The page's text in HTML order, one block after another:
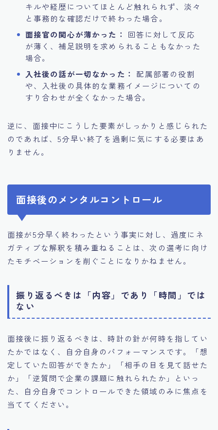
キルや経歴についてほとんど触れられず、淡々
と事務的な確認だけで終わった場合。
面接官の関心が薄かった：
回答に対して反応
が薄く、補足説明を求められることもなかった
場合。
入社後の話が一切なかった：
配属部署の役割
や、入社後の具体的な業務イメージについての
すり合わせが全くなかった場合。
逆に、面接中にこうした要素がしっかりと感じられた
のであれば、5分早い終了を過剰に気にする必要はあ
りません。
面接後のメンタルコントロール
面接が5分早く終わったという事実に対し、過度にネ
ガティブな解釈を積み重ねることは、次の選考に向け
たモチベーションを削ぐことになりかねません。
振り返るべきは「内容」であり「時間」では
ない
面接後に振り返るべきは、時計の針が何時を指してい
たかではなく、自分自身のパフォーマンスです。「想
定していた回答ができたか」「相手の目を見て話せた
か」「逆質問で企業の課題に触れられたか」といっ
た、自分自身でコントロールできた領域のみに焦点を
当ててください。